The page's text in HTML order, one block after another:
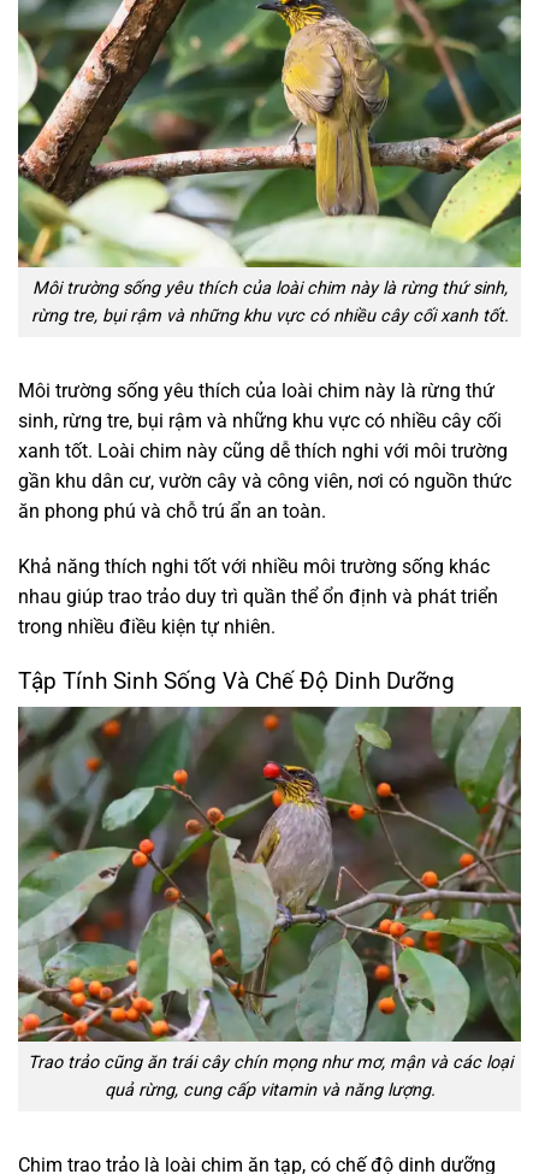
Môi trường sống yêu thích của loài chim này là rừng thứ sinh,
rừng tre, bụi rậm và những khu vực có nhiều cây cối xanh tốt.
Môi trường sống yêu thích của loài chim này là rừng thứ
sinh, rừng tre, bụi rậm và những khu vực có nhiều cây cối
xanh tốt. Loài chim này cũng dễ thích nghi với môi trường
gần khu dân cư, vườn cây và công viên, nơi có nguồn thức
ăn phong phú và chỗ trú ẩn an toàn.
Khả năng thích nghi tốt với nhiều môi trường sống khác
nhau giúp trao trảo duy trì quần thể ổn định và phát triển
trong nhiều điều kiện tự nhiên.
Tập Tính Sinh Sống Và Chế Độ Dinh Dưỡng
Trao trảo cũng ăn trái cây chín mọng như mơ, mận và các loại
quả rừng, cung cấp vitamin và năng lượng.
Chim trao trảo là loài chim ăn tạp, có chế độ dinh dưỡng